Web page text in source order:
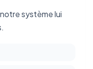
système lui